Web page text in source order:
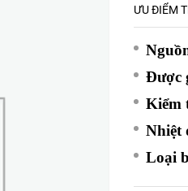
ƯU ĐIỂM
Được
Kiểm
Nhiệt
Loại